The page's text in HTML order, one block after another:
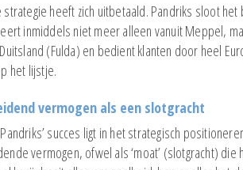
strategie heeft zich uitbetaald. Pandriks sloot
inmiddels niet meer alleen vanuit Meppel,
(Fulda) en bedient klanten door heel
het lijstje.
vermogen als een slotgracht
succes ligt in het strategisch
vermogen, ofwel als ‘moat’ (slotgracht)